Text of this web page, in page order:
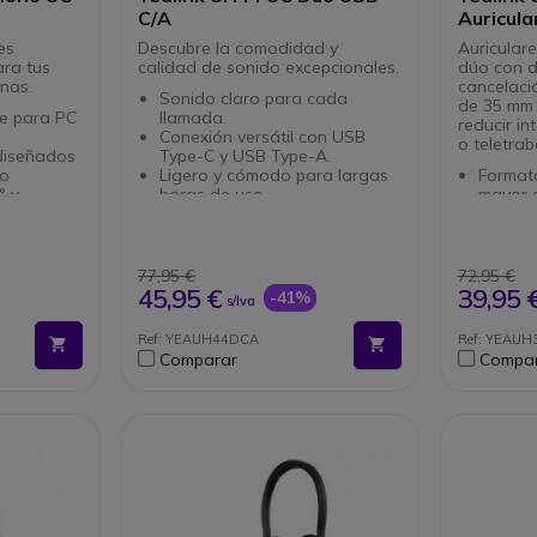
tus
para PC
y
el
mediante
el cable
C/A
Descubre la comodidad y
calidad de sonido excepcionales.
Sonido claro para cada
llamada.
Conexión versátil con USB
Type-C y USB Type-A.
Ligero y cómodo para largas
horas de uso.
Control intuitivo con funciones
de respuesta y volumen.
77,95 €
45,95 € s/Iva -41%
Ref: YEAUH44DCA
Comparar
dúo con
de 35
reducir
o
mayor
voz
modo
cable:
72,95 €
39,95
Ref: